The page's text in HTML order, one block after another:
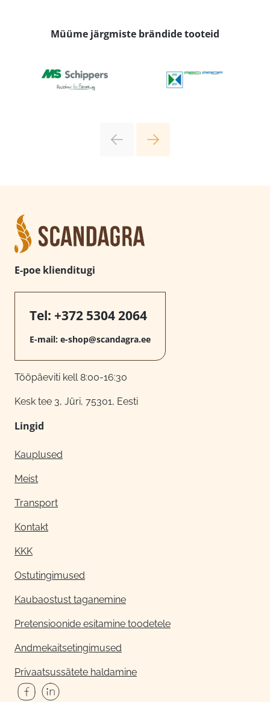
Müüme järgmiste brändide tooteid
E-poe klienditugi
Tel: +372 5304 2064
E-mail: e-shop@scandagra.ee
Tööpäeviti kell 8:00-16:30
Kesk tee 3, Jüri, 75301, Eesti
Lingid
Kauplused
Meist
Transport
Kontakt
KKK
Ostutingimused
Kaubaostust taganemine
Pretensioonide esitamine toodetele
Andmekaitsetingimused
Privaatsussätete haldamine